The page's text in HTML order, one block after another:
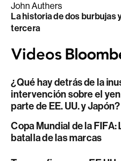
John Authers
La historia de dos burbujas
tercera
¿Qué hay detrás de la
intervención sobre el
parte de EE. UU. y Japón?
Copa Mundial de la FIFA:
batalla de las marcas